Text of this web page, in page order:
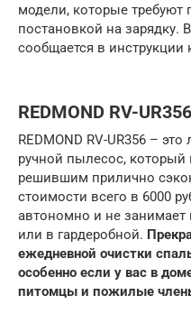
модели, которые требуют
постановкой на зарядку.
сообщается в инструкции
REDMOND RV-UR356
REDMOND RV-UR356 –
ручной пылесос, который
решившим прилично
стоимости всего в 6000
автономно и не
или в гардеробной.
ежедневной очистки
особенно если у вас в
питомцы и пожилые